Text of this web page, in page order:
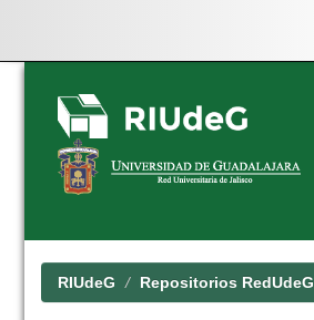
Skip
navigation
RIUdeG Repositorios RedUdeG